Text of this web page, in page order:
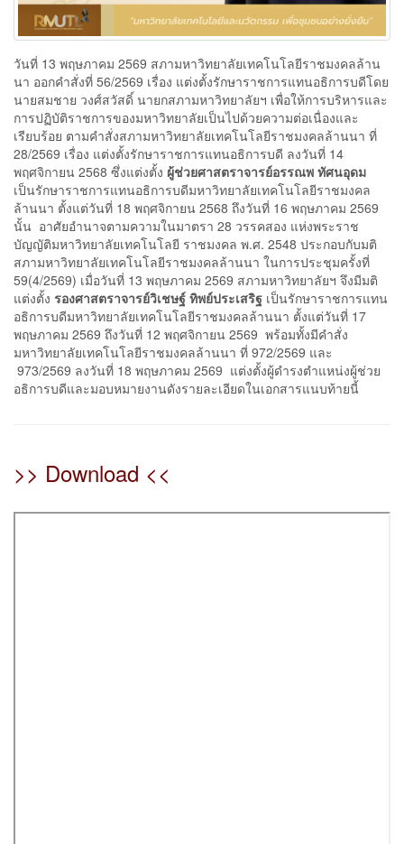
วันที่ 13 พฤษภาคม 2569 สภามหาวิทยาลัยเทคโนโลยีราชมงคลล้าน
นา ออกคำสั่งที่ 56/2569 เรื่อง แต่งตั้งรักษาราชการแทนอธิการบดีโดย
นายสมชาย วงศ์สวัสดิ์ นายกสภามหาวิทยาลัยฯ เพื่อให้การบริหารและ
การปฏิบัติราชการของมหาวิทยาลัยเป็นไปด้วยความต่อเนื่องและ
เรียบร้อย ตามคำสั่งสภามหาวิทยาลัยเทคโนโลยีราชมงคลล้านนา ที่
28/2569 เรื่อง แต่งตั้งรักษาราชการแทนอธิการบดี ลงวันที่ 14
พฤศจิกายน 2568 ซึ่งแต่งตั้ง ผู้ช่วยศาสตราจารย์อรรณพ ทัศนอุดม
เป็นรักษาราชการแทนอธิการบดีมหาวิทยาลัยเทคโนโลยีราชมงคล
ล้านนา ตั้งแต่วันที่ 18 พฤศจิกายน 2568 ถึงวันที่ 16 พฤษภาคม 2569
นั้น อาศัยอำนาจตามความในมาตรา 28 วรรคสอง แห่งพระราช
บัญญัติมหาวิทยาลัยเทคโนโลยี ราชมงคล พ.ศ. 2548 ประกอบกับมติ
สภามหาวิทยาลัยเทคโนโลยีราชมงคลล้านนา ในการประชุมครั้งที่
59(4/2569) เมื่อวันที่ 13 พฤษภาคม 2569 สภามหาวิทยาลัยฯ จึงมีมติ
แต่งตั้ง รองศาสตราจารย์วิเชษฐ์ ทิพย์ประเสริฐ เป็นรักษาราชการแทน
อธิการบดีมหาวิทยาลัยเทคโนโลยีราชมงคลล้านนา ตั้งแต่วันที่ 17
พฤษภาคม 2569 ถึงวันที่ 12 พฤศจิกายน 2569 พร้อมทั้งมีคำสั่ง
มหาวิทยาลัยเทคโนโลยีราชมงคลล้านนา ที่ 972/2569 และ
973/2569 ลงวันที่ 18 พฤษภาคม 2569 แต่งตั้งผู้ดำรงตำแหน่งผู้ช่วย
อธิการบดีและมอบหมายงานดังรายละเอียดในเอกสารแนบท้ายนี้
>> Download <<